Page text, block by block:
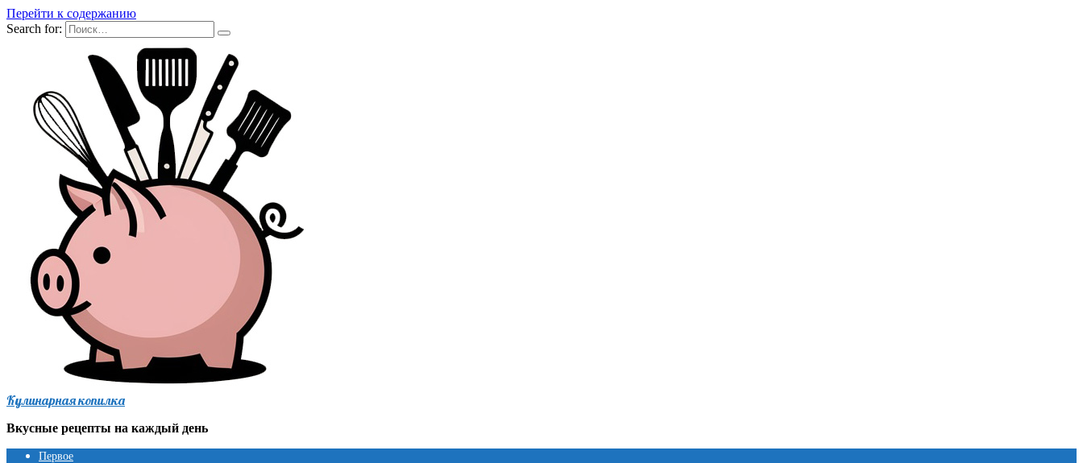
Перейти к содержанию
Search for:
Кулинарная копилка
Вкусные рецепты на каждый день
Первое